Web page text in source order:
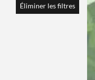
Éliminer les filtres